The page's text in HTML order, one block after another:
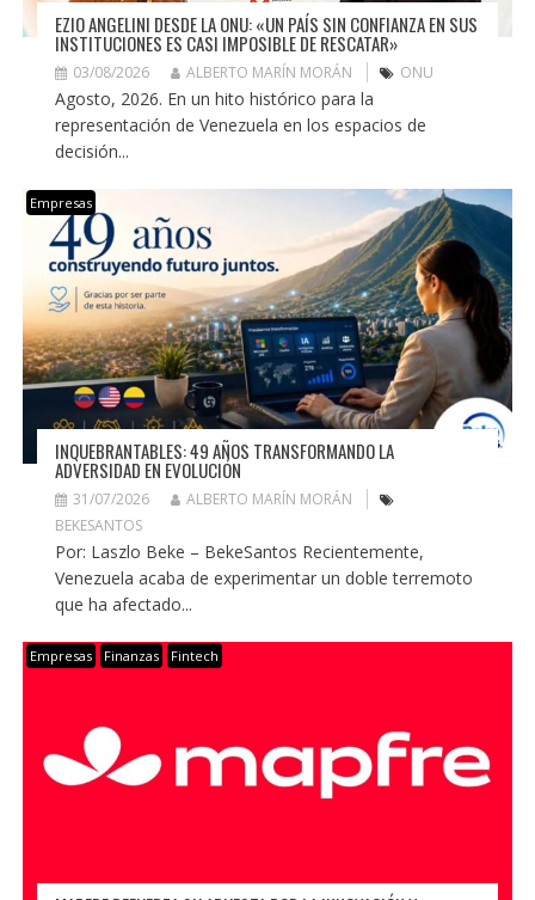
EZIO ANGELINI DESDE LA ONU: «UN PAÍS SIN CONFIANZA EN SUS
INSTITUCIONES ES CASI IMPOSIBLE DE RESCATAR»
03/08/2026 ALBERTO MARÍN MORÁN ONU
Agosto, 2026. En un hito histórico para la
representación de Venezuela en los espacios de
decisión...
Empresas
INQUEBRANTABLES: 49 AÑOS TRANSFORMANDO LA
ADVERSIDAD EN EVOLUCIÓN
31/07/2026
ALBERTO MARÍN MORÁN
BEKESANTOS
Por: Laszlo Beke – BekeSantos Recientemente,
Venezuela acaba de experimentar un doble terremoto
que ha afectado...
Empresas Finanzas Fintech